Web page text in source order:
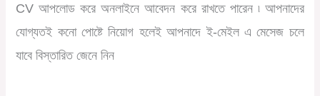
CV আপলোড করে অনলাইনে আবেদন করে রাখতে পারেন ৷ আপনাদের
যোগ্যতই কনো পোষ্টে নিয়োগ হলেই আপনাদে ই-মেইল এ মেসেজ চলে
যাবে বিস্তারিত জেনে নিন